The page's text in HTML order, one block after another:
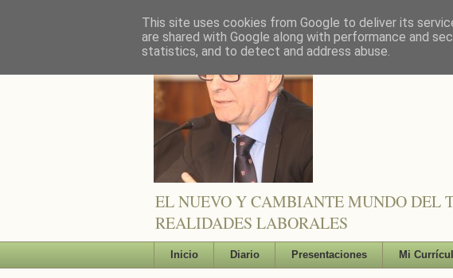
EL NUEVO Y CAMBIANTE MUNDO DEL
REALIDADES LABORALES
Inicio Diario Presentaciones Mi
This site uses cookies from Google to deliver its
are shared with Google along with performance and
statistics, and to detect and address abuse.